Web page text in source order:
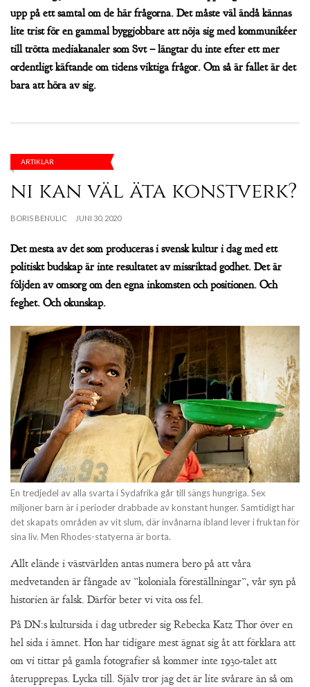
upp på ett samtal om de här frågorna. Det måste väl ändå kännas
lite trist för en gammal byggjobbare att nöja sig med kommunikéer
till trötta mediakanaler som Svt – längtar du inte efter ett mer
ordentligt käftande om tidens viktiga frågor. Om så är fallet är det
bara att höra av sig.
ARTIKLAR
ni kan väl äta konstverk?
BORIS BENULIC JUNI 30, 2020
Det mesta av det som produceras i svensk kultur i dag med ett
politiskt budskap är inte resultatet av missriktad godhet. Det är
följden av omsorg om den egna inkomsten och positionen. Och
feghet. Och okunskap.
En tredjedel av alla svarta i Sydafrika går till sängs hungriga. Sex
miljoner barn är i perioder drabbade av konstant hunger. Samtidigt har
det skapats områden av vit slum, där invånarna ibland lever i fruktan för
sina liv. Men Rhodes-statyerna är borta.
Allt elände i västvärlden antas numera bero på att våra
medvetanden är fångade av ”koloniala föreställningar”, vår syn på
historien är falsk. Därför beter vi vita oss fel.
På DN:s kultursida i dag utbreder sig Rebecka Katz Thor över en
hel sida i ämnet. Hon har tidigare mest ägnat sig åt att förklara att
om vi tittar på gamla fotografier så kommer inte 1930-talet att
återupprepas. Lycka till. Själv tror jag det är lite svårare än så om